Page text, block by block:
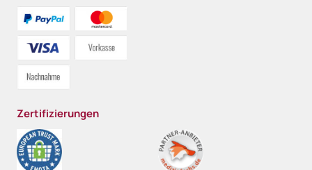
Zertifizierungen